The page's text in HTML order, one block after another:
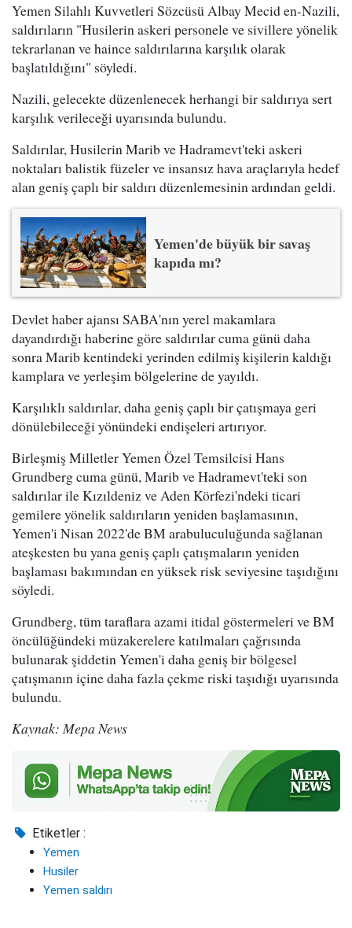
Yemen Silahlı Kuvvetleri Sözcüsü Albay Mecid en-Nazili,
saldırıların "Husilerin askeri personele ve sivillere yönelik
tekrarlanan ve haince saldırılarına karşılık olarak
başlatıldığını" söyledi.
Nazili, gelecekte düzenlenecek herhangi bir saldırıya sert
karşılık verileceği uyarısında bulundu.
Saldırılar, Husilerin Marib ve Hadramevt'teki askeri
noktaları balistik füzeler ve insansız hava araçlarıyla hedef
alan geniş çaplı bir saldırı düzenlemesinin ardından geldi.
Yemen'de büyük bir savaş
kapıda mı?
Devlet haber ajansı SABA'nın yerel makamlara
dayandırdığı haberine göre saldırılar cuma günü daha
sonra Marib kentindeki yerinden edilmiş kişilerin kaldığı
kamplara ve yerleşim bölgelerine de yayıldı.
Karşılıklı saldırılar, daha geniş çaplı bir çatışmaya geri
dönülebileceği yönündeki endişeleri artırıyor.
Birleşmiş Milletler Yemen Özel Temsilcisi Hans
Grundberg cuma günü, Marib ve Hadramevt'teki son
saldırılar ile Kızıldeniz ve Aden Körfezi'ndeki ticari
gemilere yönelik saldırıların yeniden başlamasının,
Yemen'i Nisan 2022'de BM arabuluculuğunda sağlanan
ateşkesten bu yana geniş çaplı çatışmaların yeniden
başlaması bakımından en yüksek risk seviyesine taşıdığını
söyledi.
Grundberg, tüm taraflara azami itidal göstermeleri ve BM
öncülüğündeki müzakerelere katılmaları çağrısında
bulunarak şiddetin Yemen'i daha geniş bir bölgesel
çatışmanın içine daha fazla çekme riski taşıdığı uyarısında
bulundu.
Kaynak: Mepa News
Etiketler :
Yemen
Husiler
Yemen saldırı